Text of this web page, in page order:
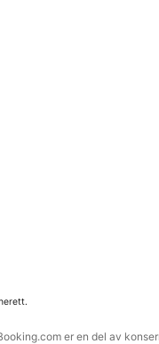
er en del av